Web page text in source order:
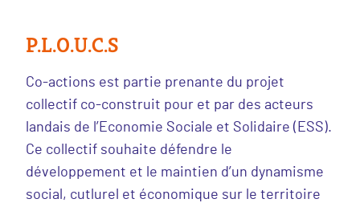
P.L.O.U.C.S
Co-actions est partie prenante du projet
collectif co-construit pour et par des acteurs
landais de l’Economie Sociale et Solidaire (ESS).
Ce collectif souhaite défendre le
développement et le maintien d’un dynamisme
social, cutlurel et économique sur le territoire